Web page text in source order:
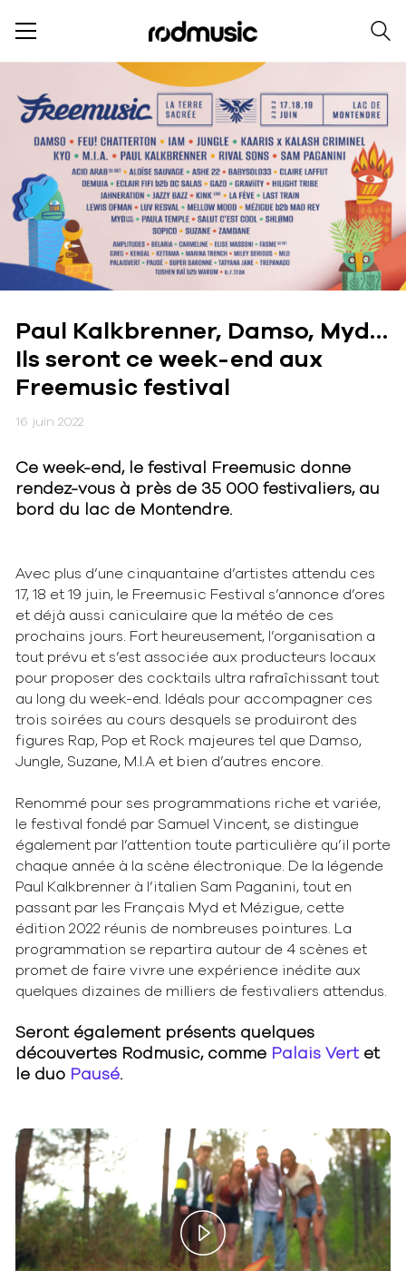
Paul Kalkbrenner, Damso, Myd…
Ils seront ce week-end aux
Freemusic festival
16 juin 2022
Ce week-end, le festival Freemusic donne
rendez-vous à près de 35 000 festivaliers, au
bord du lac de Montendre.
Avec plus d’une cinquantaine d’artistes attendu ces
17, 18 et 19 juin, le Freemusic Festival s’annonce d’ores
et déjà aussi caniculaire que la météo de ces
prochains jours. Fort heureusement, l’organisation a
tout prévu et s’est associée aux producteurs locaux
pour proposer des cocktails ultra rafraîchissant tout
au long du week-end. Idéals pour accompagner ces
trois soirées au cours desquels se produiront des
figures Rap, Pop et Rock majeures tel que Damso,
Jungle, Suzane, M.I.A et bien d’autres encore.
Renommé pour ses programmations riche et variée,
le festival fondé par Samuel Vincent, se distingue
également par l’attention toute particulière qu’il porte
chaque année à la scène électronique. De la légende
Paul Kalkbrenner à l’italien Sam Paganini, tout en
passant par les Français Myd et Mézigue, cette
édition 2022 réunis de nombreuses pointures. La
programmation se repartira autour de 4 scènes et
promet de faire vivre une expérience inédite aux
quelques dizaines de milliers de festivaliers attendus.
Seront également présents quelques
découvertes Rodmusic, comme Palais Vertet
le duo Pausé.
Play